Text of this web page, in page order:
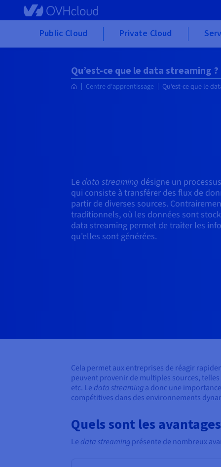
Skip to main content
Public Cloud Private Cloud
Qu’est-ce que le data streaming ?
Centre d'apprentissage Qu’est-ce que le
Le data streaming désigne un
qui consiste à transférer des flux de
partir de diverses sources.
traditionnels, où les données sont
data streaming permet de traiter les
qu'elles sont générées.
Cela permet aux entreprises de réagir
peuvent provenir de multiples sources,
etc. Le data streaminga donc une
compétitives dans des environnements
Quels sont les
Le data streamingprésente de nombreux